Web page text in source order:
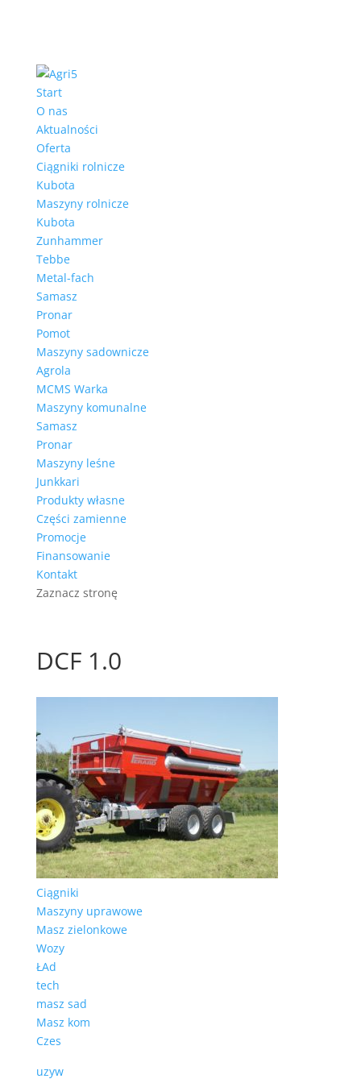
Start
O nas
Aktualności
Oferta
Ciągniki rolnicze
Kubota
Maszyny rolnicze
Kubota
Zunhammer
Tebbe
Metal-fach
Samasz
Pronar
Pomot
Maszyny sadownicze
Agrola
MCMS Warka
Maszyny komunalne
Samasz
Pronar
Maszyny leśne
Junkkari
Produkty własne
Części zamienne
Promocje
Finansowanie
Kontakt
Zaznacz stronę
DCF 1.0
Ciągniki
Maszyny uprawowe
Masz zielonkowe
Wozy
ŁAd
tech
masz sad
Masz kom
Czes
uzyw